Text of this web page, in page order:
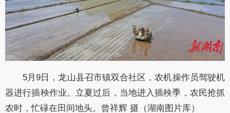
5月9日，龙山县召市镇双合社区，农机操作员驾驶机
器进行插秧作业。立夏过后，当地进入插秧季，农民抢抓
农时，忙碌在田间地头。曾祥辉 摄（湖南图片库）